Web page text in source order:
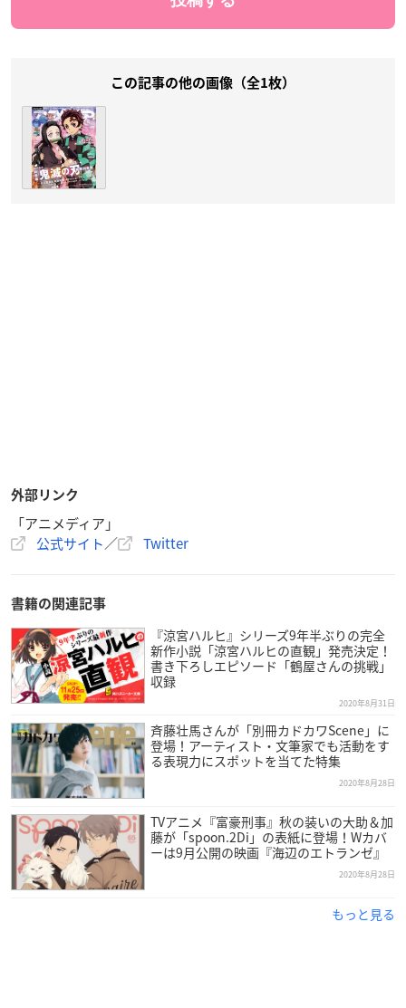
この記事の他の画像（全1枚）
外部リンク
「アニメディア」
公式サイト／ Twitter
書籍の関連記事
『涼宮ハルヒ』シリーズ9年半ぶりの完全
新作小説「涼宮ハルヒの直観」発売決定！
書き下ろしエピソード「鶴屋さんの挑戦」
収録
2020年8月31日
斉藤壮馬さんが「別冊カドカワScene」に
登場！アーティスト・文筆家でも活動をす
る表現力にスポットを当てた特集
2020年8月28日
TVアニメ『富豪刑事』秋の装いの大助＆加
藤が「spoon.2Di」の表紙に登場！Wカバ
ーは9月公開の映画『海辺のエトランゼ』
2020年8月28日
もっと見る